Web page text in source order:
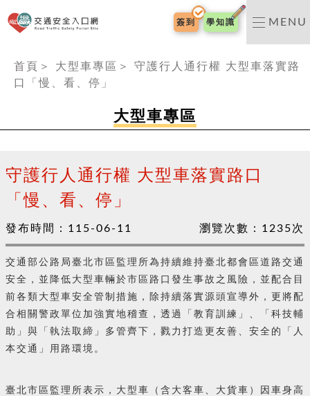
交通安全入口網
簽到 學知識 MENU
首頁 ＞ 大型車專區 ＞
守護行人通行權 大型車落實路
口「慢、看、停」
大型車專區
守護行人通行權 大型車落實路口
「慢、看、停」
發布時間： 115-06-11 瀏覽次數： 1235次
交通部公路局臺北市區監理所為持續維持臺北都會區道路交通
安全，並降低大型車輛於市區路口發生事故之風險，並配合目
前各類大型車安全管制措施，除持續落實源頭宣導外，更將配
合相關警政單位加強實地稽查，透過「教育訓練」、「科技輔
助」與「執法取締」多管齊下，戮力打造更友善、安全的「人
本交通」用路環境。
臺北市區監理所表示，大型車（含大客車、大貨車）因車身高